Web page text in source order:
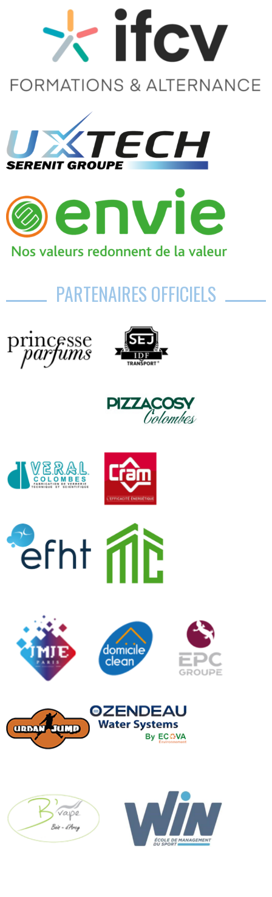
PARTENAIRES OFFICIELS